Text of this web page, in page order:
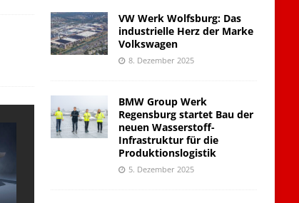
VW Werk Wolfsburg: Das
industrielle Herz der Marke
Volkswagen
8. Dezember 2025
BMW Group Werk
Regensburg startet Bau der
neuen Wasserstoff-
Infrastruktur für die
Produktionslogistik
5. Dezember 2025